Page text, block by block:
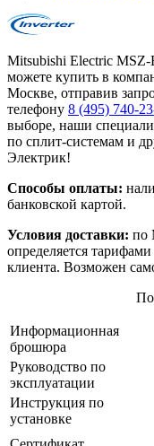
Mitsubishi Electric
можете купить в
Москве, отправив
телефону 8 (495) 740-
выборе, наши
по сплит-системам и
Электрик!
Способы оплаты:
банковской картой.
Условия доставки: по
определяется
клиента. Возможен
Информационная
брошюра
Руководство по
эксплуатации
Инструкция по
установке